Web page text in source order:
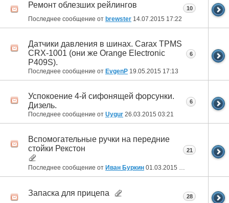
Ремонт облезших рейлингов
Последнее сообщение от brewster 14.07.2015 17:22
10
Датчики давления в шинах. Carax TPMS
CRX-1001 (они же Orange Electronic
P409S).
Последнее сообщение от EvgenP 19.05.2015 17:13
6
Успокоение 4-й сифонящей форсунки.
Дизель.
Последнее сообщение от Uygur 26.03.2015 03:21
6
Вспомогательные ручки на передние
стойки Рекстон
Последнее сообщение от Иван Буркин 01.03.2015 17:52
21
Запаска для прицепа 28